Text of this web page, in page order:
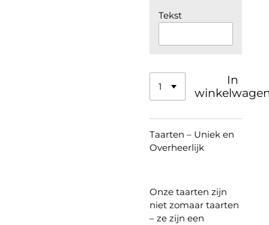
Tekst
In
Taarten – Uniek en
Overheerlijk
Onze taarten zijn
niet zomaar taarten
– ze zijn een